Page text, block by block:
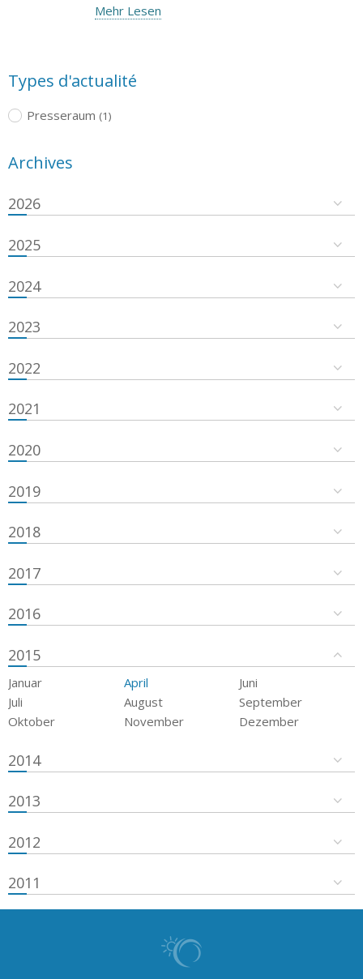
Mehr Lesen
Types d'actualité
Presseraum (1)
Archives
2026
2025
2024
2023
2022
2021
2020
2019
2018
2017
2016
2015
Januar April
Juni
Juli
August
September
Oktober
November Dezember
2014
2013
2012
2011